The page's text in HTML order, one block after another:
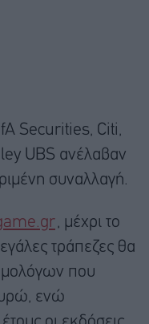
Securities, Citi,
UBS ανέλαβαν
συναλλαγή.
, μέχρι το
τράπεζες θα
που
ενώ